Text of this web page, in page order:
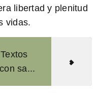
libertad y plenitud
vidas.
sa...